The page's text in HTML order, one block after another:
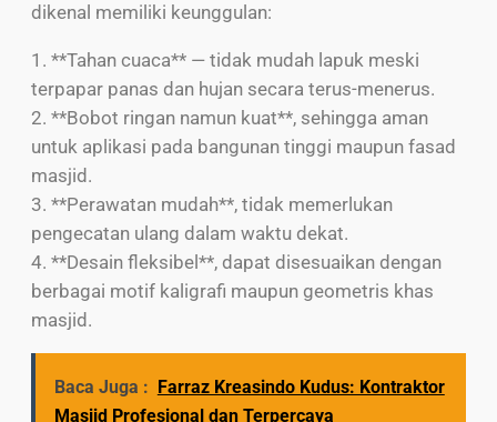
dikenal memiliki keunggulan:
1. **Tahan cuaca** — tidak mudah lapuk meski
terpapar panas dan hujan secara terus-menerus.
2. **Bobot ringan namun kuat**, sehingga aman
untuk aplikasi pada bangunan tinggi maupun fasad
masjid.
3. **Perawatan mudah**, tidak memerlukan
pengecatan ulang dalam waktu dekat.
4. **Desain fleksibel**, dapat disesuaikan dengan
berbagai motif kaligrafi maupun geometris khas
masjid.
Baca Juga : Farraz Kreasindo Kudus: Kontraktor
Masjid Profesional dan Terpercaya